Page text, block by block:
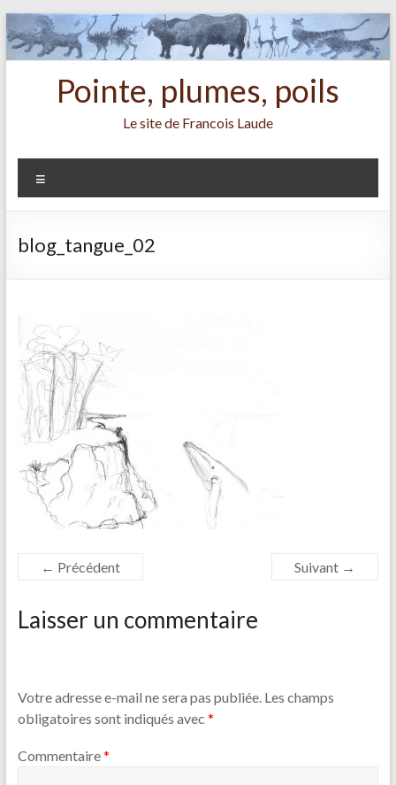
Aller
au
contenu
Pointe, plumes, poils
Le site de Francois Laude
blog_tangue_02
← Précédent Suivant →
Laisser un commentaire
Votre adresse e-mail ne sera pas publiée. Les champs
obligatoires sont indiqués avec *
Commentaire*